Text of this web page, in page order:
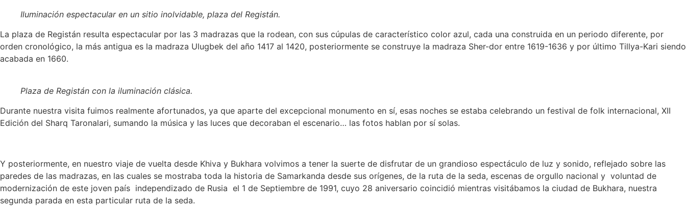
Iluminación espectacular en un sitio inolvidable, plaza del Registán.
La plaza de Registán resulta espectacular por las 3 madrazas que la rodean, con sus cúpulas de característico color azul, cada una construida en un periodo diferente, por
orden cronológico, la más antigua es la madraza Ulugbek del año 1417 al 1420, posteriormente se construye la madraza Sher-dor entre 1619-1636 y por último Tillya-Kari siendo
acabada en 1660.
Plaza de Registán con la iluminación clásica.
Durante nuestra visita fuimos realmente afortunados, ya que aparte del excepcional monumento en sí, esas noches se estaba celebrando un festival de folk internacional, XII
Edición del Sharq Taronalari, sumando la música y las luces que decoraban el escenario… las fotos hablan por sí solas.
Y posteriormente, en nuestro viaje de vuelta desde Khiva y Bukhara volvimos a tener la suerte de disfrutar de un grandioso espectáculo de luz y sonido, reflejado sobre las
paredes de las madrazas, en las cuales se mostraba toda la historia de Samarkanda desde sus orígenes, de la ruta de la seda, escenas de orgullo nacional y voluntad de
modernización de este joven país independizado de Rusia el 1 de Septiembre de 1991, cuyo 28 aniversario coincidió mientras visitábamos la ciudad de Bukhara, nuestra
segunda parada en esta particular ruta de la seda.